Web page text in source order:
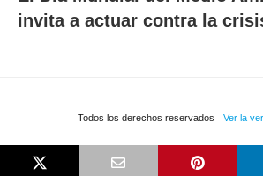
invita a actuar contra la
Todos los derechos reservados Ver la